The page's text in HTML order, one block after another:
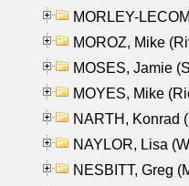
MORLEY-
MOROZ, Mike
MOSES, Jamie
MOYES, Mike
NARTH, Konrad
NAYLOR, Lisa
NESBITT, Greg